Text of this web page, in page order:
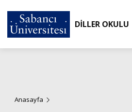
DİLLER OKULU
Anasayfa